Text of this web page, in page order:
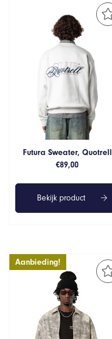
Futura Sweater, Quotrell
€89,00
Bekijk product
Aanbieding!